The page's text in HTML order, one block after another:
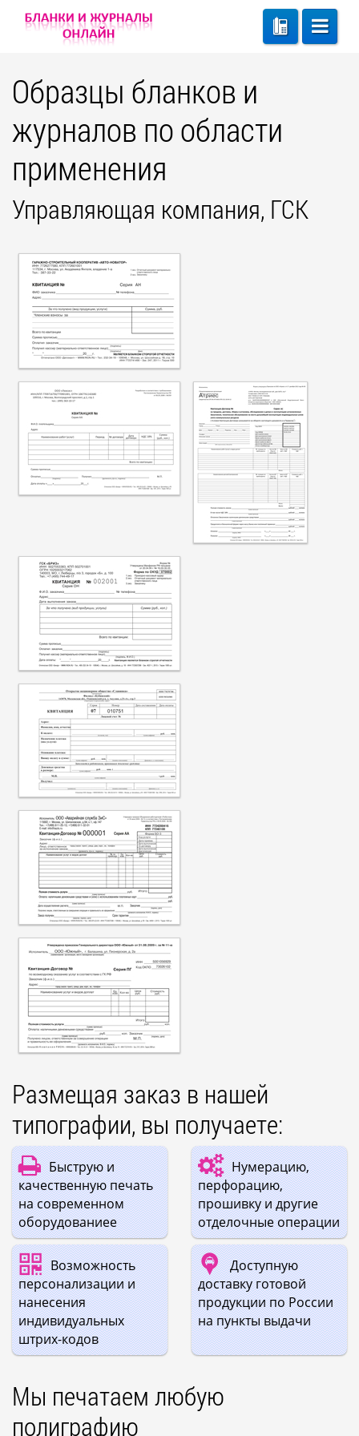
Образцы бланков и
журналов по области
применения
Управляющая компания, ГСК
Размещая заказ в нашей
типографии, вы получаете:
Быструю и
качественную печать
на современном
оборудованиее
Нумерацию,
перфорацию,
прошивку и другие
отделочные операции
Возможность
персонализации и
нанесения
индивидуальных
штрих-кодов
Доступную
доставку готовой
продукции по России
на пункты выдачи
Мы печатаем любую
полиграфию